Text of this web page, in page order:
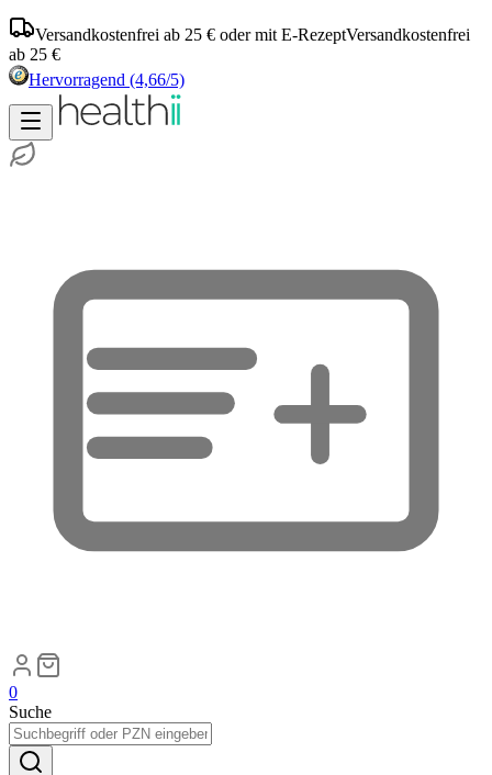
Versandkostenfrei ab 25 € oder mit E-RezeptVersandkostenfrei
ab 25 €
Hervorragend (4,66/5)
0
Suche